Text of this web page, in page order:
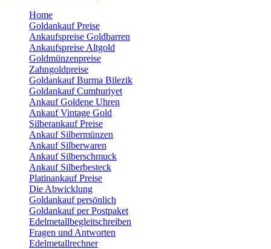
Home
Goldankauf Preise
Ankaufspreise Goldbarren
Ankaufspreise Altgold
Goldmünzenpreise
Zahngoldpreise
Goldankauf Burma Bilezik
Goldankauf Cumhuriyet
Ankauf Goldene Uhren
Ankauf Vintage Gold
Silberankauf Preise
Ankauf Silbermünzen
Ankauf Silberwaren
Ankauf Silberschmuck
Ankauf Silberbesteck
Platinankauf Preise
Die Abwicklung
Goldankauf persönlich
Goldankauf per Postpaket
Edelmetallbegleitschreiben
Fragen und Antworten
Edelmetallrechner